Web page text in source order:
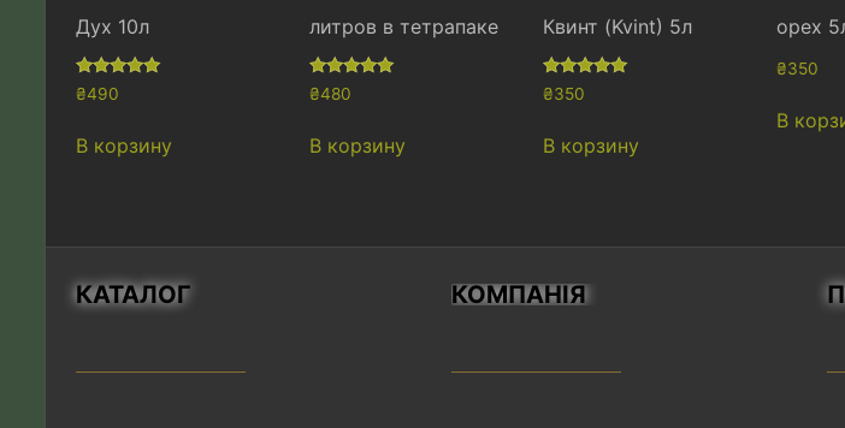
Дух 10л
Оценка
5.00
₴490
В корзину
литров в тетрапаке
Оценка
4.79
₴480
В корзину
Квинт (Kvint) 5л
Оценка
5.00
₴350
В корзину
орех
₴350
В
КАТАЛОГ КОМПАНІЯ